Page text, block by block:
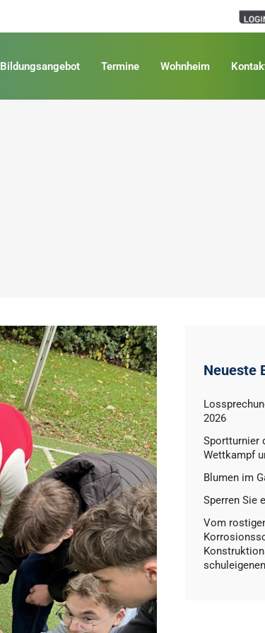
Bildungsangebot Termine Wohnheim
Neueste
2026
Sportturnier
Wettkampf
Blumen im
Sperren Sie
Vom